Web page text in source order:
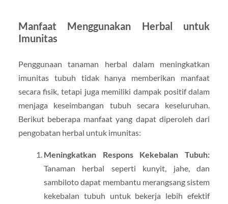
Manfaat Menggunakan Herbal untuk
Imunitas
Penggunaan tanaman herbal dalam meningkatkan
imunitas tubuh tidak hanya memberikan manfaat
secara fisik, tetapi juga memiliki dampak positif dalam
menjaga keseimbangan tubuh secara keseluruhan.
Berikut beberapa manfaat yang dapat diperoleh dari
pengobatan herbal untuk imunitas:
Meningkatkan Respons Kekebalan Tubuh:
Tanaman herbal seperti kunyit, jahe, dan
sambiloto dapat membantu merangsang sistem
kekebalan tubuh untuk bekerja lebih efektif